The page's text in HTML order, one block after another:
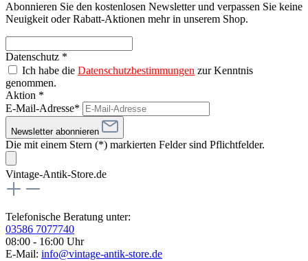
Abonnieren Sie den kostenlosen Newsletter und verpassen Sie keine
Neuigkeit oder Rabatt-Aktionen mehr in unserem Shop.
Datenschutz *
Ich habe die Datenschutzbestimmungen zur Kenntnis
genommen.
Aktion *
E-Mail-Adresse*
Newsletter abonnieren
Die mit einem Stern (*) markierten Felder sind Pflichtfelder.
Vintage-Antik-Store.de
Telefonische Beratung unter:
03586 7077740
08:00 - 16:00 Uhr
E-Mail: info@vintage-antik-store.de